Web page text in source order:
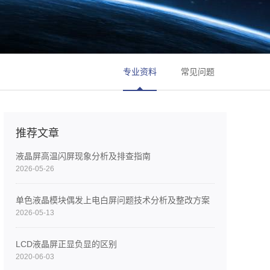
专业资料 常见问题
推荐文章
液晶屏高温闪屏现象分析及排查指南
2026-05-26
单色液晶模块偶发上电白屏问题技术分析及整改方案
2026-05-13
LCD液晶屏正显负显的区别
2020-06-03